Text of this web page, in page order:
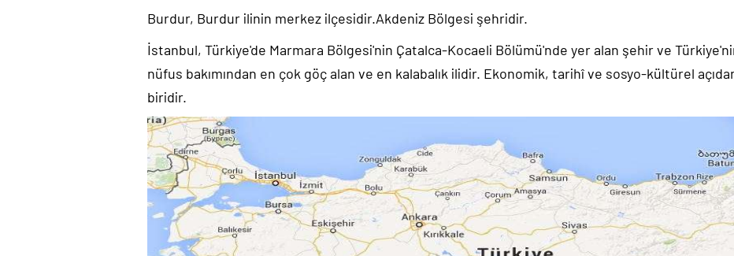
Burdur, Burdur ilinin merkez ilçesidir.Akdeniz Bölgesi şehridir.
İstanbul, Türkiye'de Marmara Bölgesi'nin Çatalca-Kocaeli Bölümü'nde yer alan şehir ve
nüfus bakımından en çok göç alan ve en kalabalık ilidir. Ekonomik, tarihî ve sosyo-kültürel
biridir.